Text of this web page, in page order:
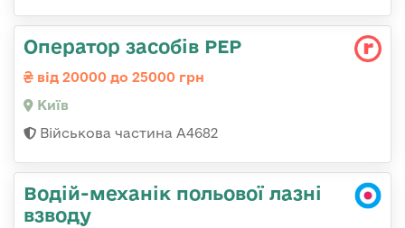
Оператор засобів РЕР
від 20000 до 25000 грн
Київ
Військова частина А4682
Водій-механік польової лазні
взводу